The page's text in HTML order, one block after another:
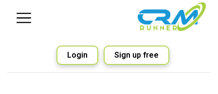
Sign up free
Login